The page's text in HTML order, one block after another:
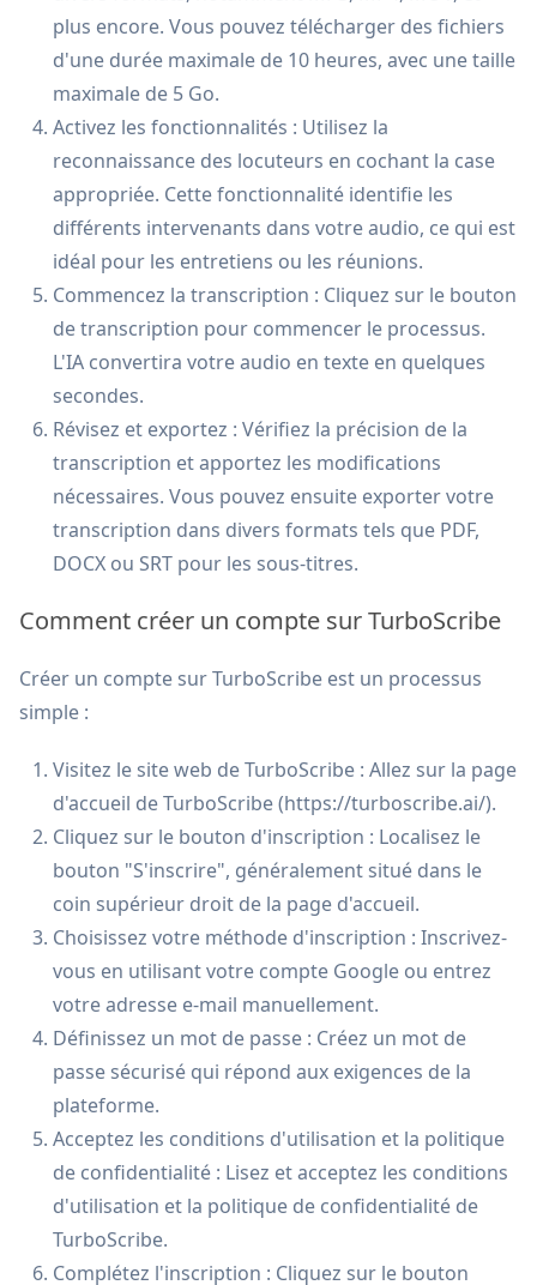
plus encore. Vous pouvez télécharger des fichiers
d'une durée maximale de 10 heures, avec une taille
maximale de 5 Go.
Activez les fonctionnalités : Utilisez la
reconnaissance des locuteurs en cochant la case
appropriée. Cette fonctionnalité identifie les
différents intervenants dans votre audio, ce qui est
idéal pour les entretiens ou les réunions.
Commencez la transcription : Cliquez sur le bouton
de transcription pour commencer le processus.
L'IA convertira votre audio en texte en quelques
secondes.
Révisez et exportez : Vérifiez la précision de la
transcription et apportez les modifications
nécessaires. Vous pouvez ensuite exporter votre
transcription dans divers formats tels que PDF,
DOCX ou SRT pour les sous-titres.
Comment créer un compte sur TurboScribe
Créer un compte sur TurboScribe est un processus
simple :
Visitez le site web de TurboScribe : Allez sur la page
d'accueil de TurboScribe (https://turboscribe.ai/).
Cliquez sur le bouton d'inscription : Localisez le
bouton "S'inscrire", généralement situé dans le
coin supérieur droit de la page d'accueil.
Choisissez votre méthode d'inscription : Inscrivez-
vous en utilisant votre compte Google ou entrez
votre adresse e-mail manuellement.
Définissez un mot de passe : Créez un mot de
passe sécurisé qui répond aux exigences de la
plateforme.
Acceptez les conditions d'utilisation et la politique
de confidentialité : Lisez et acceptez les conditions
d'utilisation et la politique de confidentialité de
TurboScribe.
Complétez l'inscription : Cliquez sur le bouton